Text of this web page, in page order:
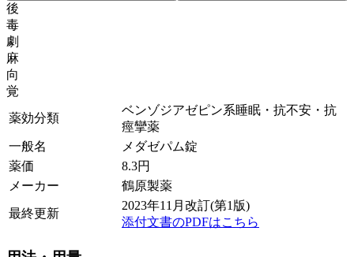
後
毒
劇
麻
向
覚
薬効分類
ベンゾジアゼピン系睡眠・抗不安・抗
痙攣薬
一般名
メダゼパム錠
薬価
8.3円
メーカー
鶴原製薬
最終更新
2023年11月改訂(第1版)
添付文書のPDFはこちら